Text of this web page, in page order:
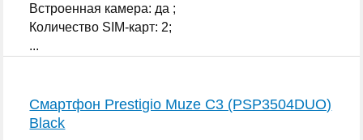
Встроенная камера: да ;
Количество SIM-карт: 2;
...
Смартфон Prestigio Muze C3 (PSP3504DUO)
Black